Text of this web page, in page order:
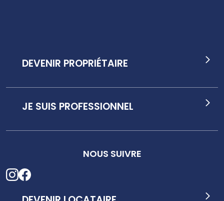
DEVENIR PROPRIÉTAIRE
JE SUIS PROFESSIONNEL
NOUS SUIVRE